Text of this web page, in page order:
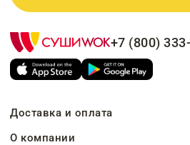
+7 (800)
Доставка и оплата
О компании